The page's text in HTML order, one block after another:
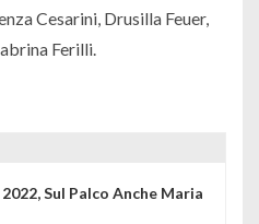
Cesarini, Drusilla Feuer,
Ferilli.
Sul Palco Anche Maria